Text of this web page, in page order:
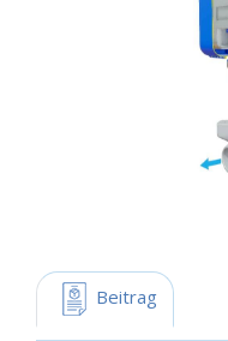
Beitrag